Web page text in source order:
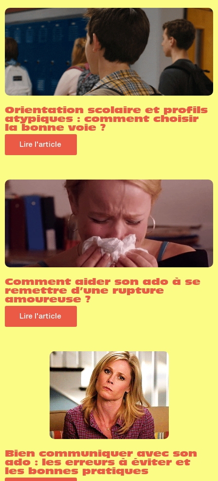
Orientation scolaire et profils
atypiques : comment choisir
la bonne voie ?
Lire l'article
Comment aider son ado à se
remettre d’une rupture
amoureuse ?
Lire l'article
Bien communiquer avec son
ado : les erreurs à éviter et
les bonnes pratiques